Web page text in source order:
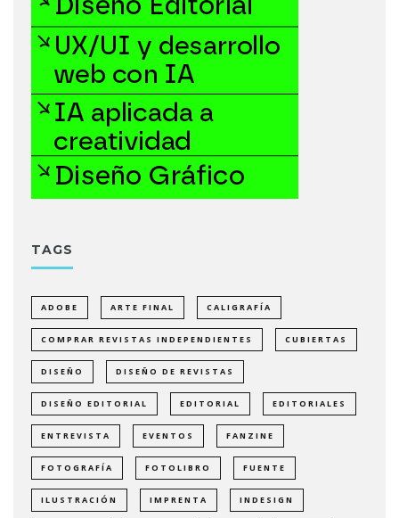
TAGS
ADOBE ARTE FINAL CALIGRAFÍA
COMPRAR REVISTAS INDEPENDIENTES CUBIERTAS
DISEÑO DISEÑO DE REVISTAS
DISEÑO EDITORIAL EDITORIAL EDITORIALES
ENTREVISTA EVENTOS FANZINE
FOTOGRAFÍA FOTOLIBRO FUENTE
ILUSTRACIÓN IMPRENTA INDESIGN